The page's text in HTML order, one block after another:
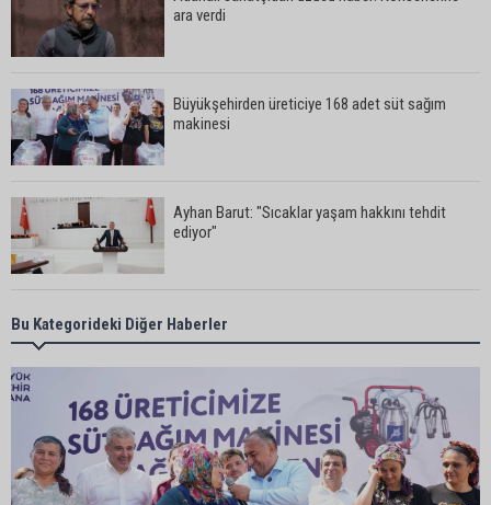
ara verdi
Büyükşehirden üreticiye 168 adet süt sağım
makinesi
Ayhan Barut: "Sıcaklar yaşam hakkını tehdit
ediyor"
ASKİ'den Bakımyurdu Caddesi'nde içme suyu
altyapısına güçlü yatırım
Müzeyyen Şevkin: "Yolcu garantisi verilen
havalimanında 100 emekçi neden işten
çıkarılıyor?"
Bu Kategorideki Diğer Haberler